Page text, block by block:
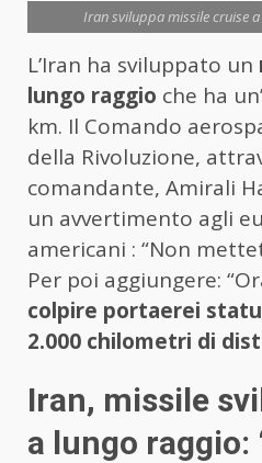
Iran sviluppa missile cruise
L’Iran ha sviluppato un
lungo raggio che ha
km. Il Comando
della Rivoluzione,
comandante, Amirali
un avvertimento agli
americani : “Non
Per poi aggiungere:
colpire portaerei
2.000 chilometri di
Iran, missile
a lungo raggio: